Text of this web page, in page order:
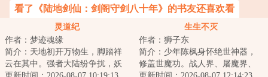
看了《陆地剑仙：剑阁守剑八十年》的书友还喜欢看
灵道纪
作者：梦迹魂缘
简介：天地初开万物生，脚踏祥
云在其中。强者大陆纷争扰，妖
生生不灭
作者：狮子东
简介：少年陈枫身怀绝世神器，
修盖世魔功。战人界、屠魔界、